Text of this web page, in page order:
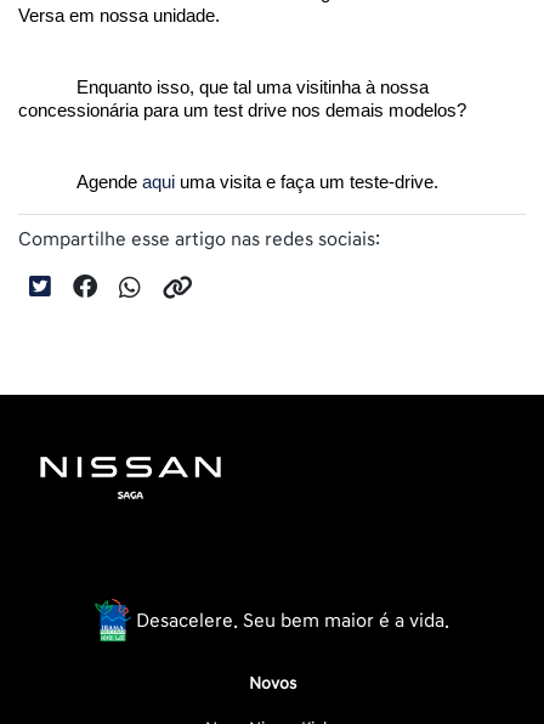
Versa em nossa unidade.
Enquanto isso, que tal uma visitinha à nossa
concessionária para um test drive nos demais modelos?
Agende aqui uma visita e faça um teste-drive.
Compartilhe esse artigo nas redes sociais:
Desacelere. Seu bem maior é a vida.
Novos